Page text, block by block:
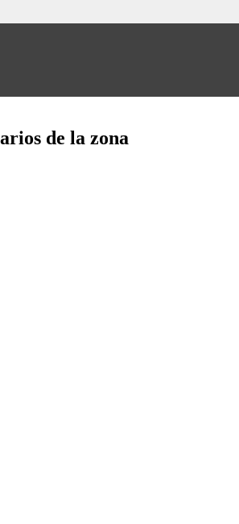
de la zona